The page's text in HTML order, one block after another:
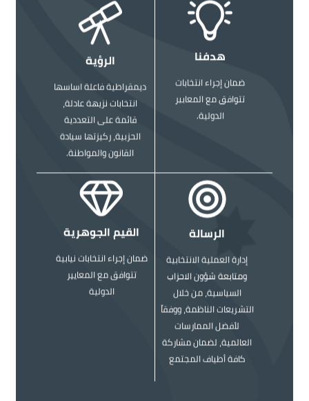
الصورة
هدفنا
ضمان إجراء انتخابات
تتوافق مع المعايير
الدولية.
الصورة
الرؤية
ديمقراطية فاعلة اساسها
انتخابات نزيهة عادلة،
قائمة على التعددية
الحزبية، ركيزتها سيادة
القانون والمواطنة.
الرسالة
إدارة العملية الانتخابية
ومتابعة شؤون الاحزاب
السياسية، من خلال
التشريعات الناظمة، ووفقاً
لأفضل الممارسات
العالمية، لضمان مشاركة
كافة أطياف المجتمع
الصورة
القيم الجوهرية
ضمان إجراء انتخابات نيابية
تتوافق مع المعايير
الدولية